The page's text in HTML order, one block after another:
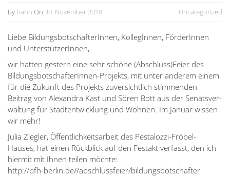
By hahn On 30. November 2018 Uncategorized
Liebe Bildungs­bot­schaf­te­rInnen, Kolle­gInnen, Förde­rInnen
und Unter­stüt­ze­rInnen,
wir hatten gestern eine sehr schöne (Abschluss)Feier des
Bildungs­bot­schaf­te­rInnen-Projekts, mit unter anderem einem
für die Zukunft des Projekts zuver­sichtlich stimmenden
Beitrag von Alexandra Kast und Sören Bott aus der Senats­ver­
waltung für Stadt­ent­wicklung und Wohnen. Im Januar wissen
wir mehr!
Julia Ziegler, Öffent­lich­keits­arbeit des Pesta­lozzi-Fröbel-
Hauses, hat einen Rückblick auf den Festakt verfasst, den ich
hiermit mit Ihnen teilen möchte:
http://pfh-berlin.de//abschlussfeier/bildungsbotschafter